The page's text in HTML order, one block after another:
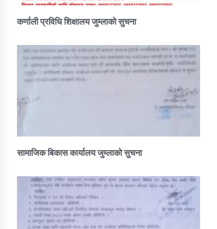
कर्णाली प्रविधि शिक्षालय जुम्लाको सुचना
सामाजिक बिकास कार्यालय जुम्लाकाे सुचना